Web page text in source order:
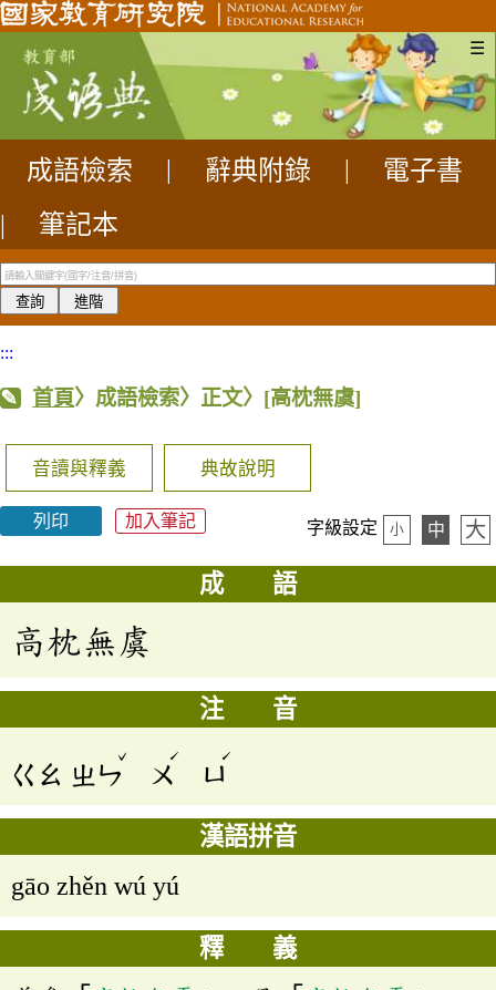
☰
成語檢索 辭典附錄
電子書
|
筆記本
:::
首頁〉成語檢索〉正文〉 [高枕無虞]
音讀與釋義 典故說明
列印 加入筆記 字級設定 小 中 大
成 語
高枕無虞
注 音
ㄍㄠ ㄓㄣ
ˇ
ㄨ
ˊ
ㄩ
ˊ
漢語拼音
gāo zhěn wú yú
釋 義